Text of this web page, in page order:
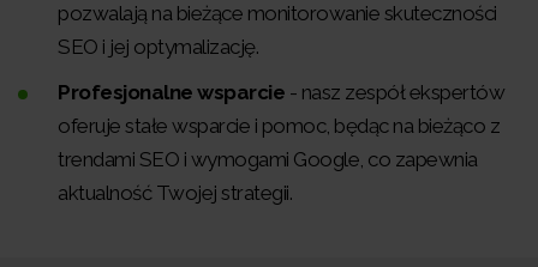
pozwalają na bieżące monitorowanie skuteczności
SEO i jej optymalizację.
Profesjonalne wsparcie - nasz zespół ekspertów
oferuje stałe wsparcie i pomoc, będąc na bieżąco z
trendami SEO i wymogami Google, co zapewnia
aktualność Twojej strategii.